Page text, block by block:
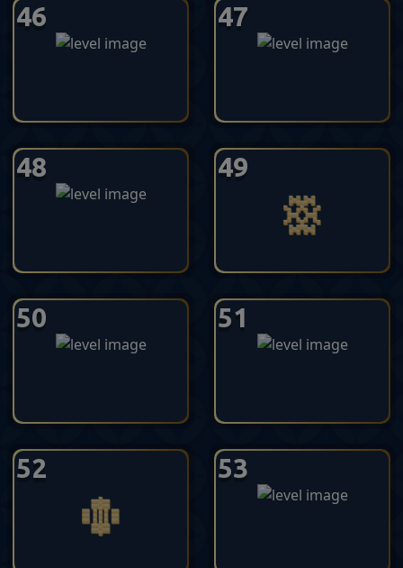
46 47
48 49
50 51
52 53